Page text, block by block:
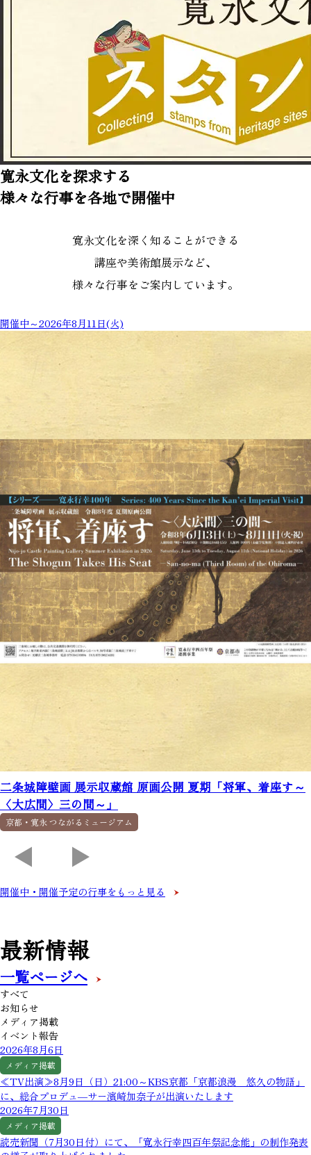
寛永文化を探求する
様々な行事を各地で開催中
寛永文化を深く知ることができる
講座や美術館展示など、
様々な行事をご案内しています。
開催中～2026年8月11日(火)
二条城障壁画 展示収蔵館 原画公開 夏期「将軍、着座す～
〈大広間〉三の間～」
京都・寛永 つながるミュージアム
開催中・開催予定の行事をもっと見る
最新情報
一覧ページへ
すべて
お知らせ
メディア掲載
イベント報告
2026年8月6日
メディア掲載
≪TV出演≫8月9日（日）21:00～KBS京都「京都浪漫 悠久の物語」
に、総合プロデュ―サー濱崎加奈子が出演いたします
2026年7月30日
メディア掲載
読売新聞（7月30日付）にて、「寛永行幸四百年祭記念能」の制作発表